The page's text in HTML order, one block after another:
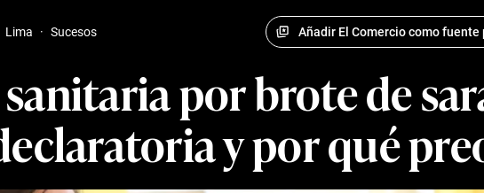
Lima · Sucesos Añadir El Comercio como fuente
por brote de
y por qué